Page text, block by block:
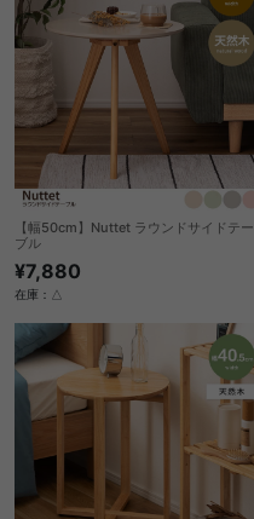
【幅50cm】Nuttet ラウンドサイドテー
ブル
¥7,880
在庫：△